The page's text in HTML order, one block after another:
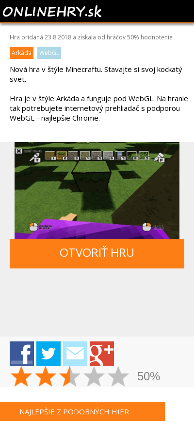
BLOCK WORLD
Hra pridaná 23.8.2018 a získala od hráčov50% hodnotenie
Arkáda
WebGL
Nová hra v štýle Minecraftu. Stavajte si svoj kockatý
svet.
Hra je v štýle Arkáda a funguje pod WebGL. Na hranie
tak potrebujete internetový prehliadač s podporou
WebGL - najlepšie Chrome.
OTVORIŤ HRU
50%
NAJLEPŠIE Z PODOBNÝCH HIER